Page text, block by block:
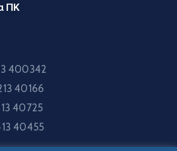
ΠΚ
400342
40166
40725
40455